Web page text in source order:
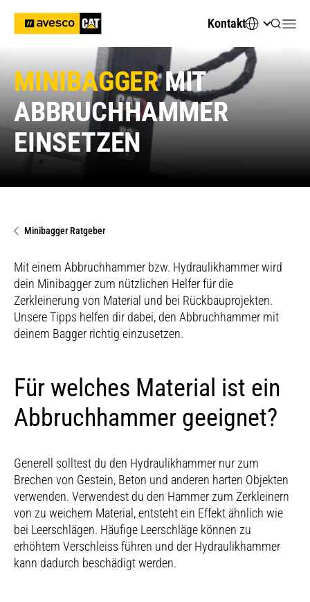
Kontakt
MINIBAGGERMIT
ABBRUCHHAMMER
EINSETZEN
Minibagger Ratgeber
Mit einem Abbruchhammer bzw. Hydraulikhammer wird
dein Minibagger zum nützlichen Helfer für die
Zerkleinerung von Material und bei Rückbauprojekten.
Unsere Tipps helfen dir dabei, den Abbruchhammer mit
deinem Bagger richtig einzusetzen.
Für welches Material ist ein
Abbruchhammer geeignet?
Generell solltest du den Hydraulikhammer nur zum
Brechen von Gestein, Beton und anderen harten Objekten
verwenden. Verwendest du den Hammer zum Zerkleinern
von zu weichem Material, entsteht ein Effekt ähnlich wie
bei Leerschlägen. Häufige Leerschläge können zu
erhöhtem Verschleiss führen und der Hydraulikhammer
kann dadurch beschädigt werden.